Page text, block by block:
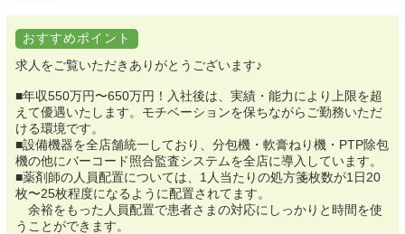
おすすめポイント
求人をご覧いただきありがとうございます♪
■年収550万円〜650万円！入社後は、実績・能力により上限を超
えて優遇いたします。モチベーションを保ちながらご勤務いただ
ける環境です。
■設備機器を全店舗統一しており、分包機・軟膏ねり機・PTP除包
機の他にバーコード照合監査システムを全店に導入しています。
■薬剤師の人員配置については、1人当たりの処方箋枚数が1日20
枚〜25枚程度になるように配置されてます。
余裕をもった人員配置で患者さまの対応にしっかりと時間を使
うことができます。